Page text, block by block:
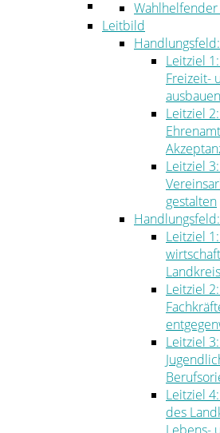
Ordnung
Leitbild
Leitziel
Freizeit-
Leitziel
Leitziel
gestalten
Leitziel
Leitziel
Leitziel
Leitziel
des